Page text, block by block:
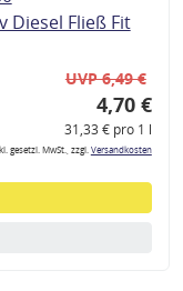
Fließ Fit
UVP 6,49 €
4,70 €
31,33 € pro 1 l
gesetzl. MwSt., zzgl.Versandkosten